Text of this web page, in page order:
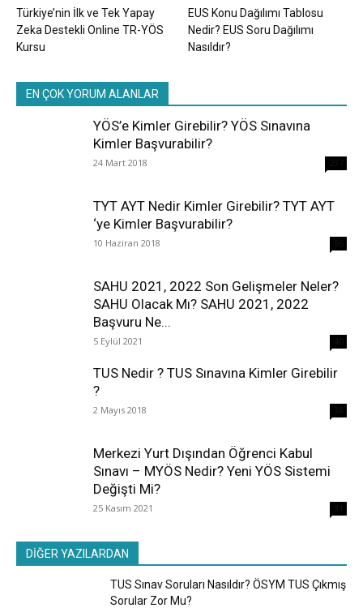
Türkiye’nin İlk ve Tek Yapay
Zeka Destekli Online TR-YÖS
Kursu
EUS Konu Dağılımı Tablosu
Nedir? EUS Soru Dağılımı
Nasıldır?
EN ÇOK YORUM ALANLAR
YÖS’e Kimler Girebilir? YÖS Sınavına
Kimler Başvurabilir?
24 Mart 2018
TYT AYT Nedir Kimler Girebilir? TYT AYT
‘ye Kimler Başvurabilir?
10 Haziran 2018
SAHU 2021, 2022 Son Gelişmeler Neler?
SAHU Olacak Mı? SAHU 2021, 2022
Başvuru Ne...
5 Eylül 2021
TUS Nedir ? TUS Sınavına Kimler Girebilir
?
2 Mayıs 2018
Merkezi Yurt Dışından Öğrenci Kabul
Sınavı – MYÖS Nedir? Yeni YÖS Sistemi
Değişti Mi?
25 Kasım 2021
DİĞER YAZILARDAN
TUS Sınav Soruları Nasıldır? ÖSYM TUS Çıkmış
Sorular Zor Mu?